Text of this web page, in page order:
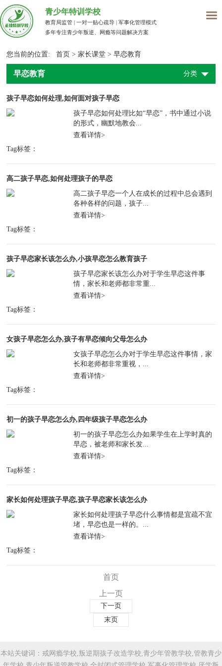
青少年特训学校
教育局监管 | 一对一贴心疏导 | 军事化管理模式
多年专注青少年叛逆、网瘾等问题解决方案
您当前的位置:首页 >家长课堂 >早恋教育
早恋教育 分类
孩子早恋如何处理,如何面对孩子早恋
孩子早恋如何处理比如“早恋”，书中通过小说
的形式，幽默地教会...
查看详情>
Tag标签：
高二孩子早恋,如何处理孩子的早恋
高二孩子早恋一个人在成长的过程中总会遇到
各种各样的问题，孩子...
查看详情>
Tag标签：
孩子早恋家长该怎么办,小孩早恋怎么教育孩子
孩子早恋家长该怎么办对于学生早恋这件事
情，家长和老师都非常重...
查看详情>
Tag标签：
女孩子早恋怎么办,孩子有早恋倾向父母怎么办
女孩子早恋怎么办对于学生早恋这件事情，家
长和老师都非常重视，...
查看详情>
Tag标签：
初一的孩子早恋怎么办,四年级孩子早恋怎么办
初一的孩子早恋怎么办如果学生在上学时真的
早恋，被老师和家长发...
查看详情>
Tag标签：
家长如何处理孩子早恋,孩子早恋家长该怎么办
家长如何处理孩子早恋什么事情都是宜疏不宜
堵，早恋也是一样的。...
查看详情>
Tag标签：
首页
上一页
下一页
末页
本站关键词：戒网瘾学校,叛逆期孩子改造学校,青少年管教学校,管教青少